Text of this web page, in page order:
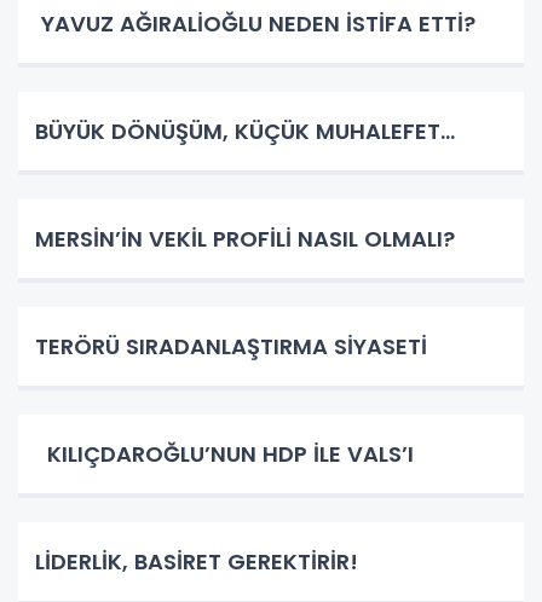
YAVUZ AĞIRALİOĞLU NEDEN İSTİFA ETTİ?
BÜYÜK DÖNÜŞÜM, KÜÇÜK MUHALEFET…
MERSİN’İN VEKİL PROFİLİ NASIL OLMALI?
TERÖRÜ SIRADANLAŞTIRMA SİYASETİ
KILIÇDAROĞLU’NUN HDP İLE VALS’I
LİDERLİK, BASİRET GEREKTİRİR!